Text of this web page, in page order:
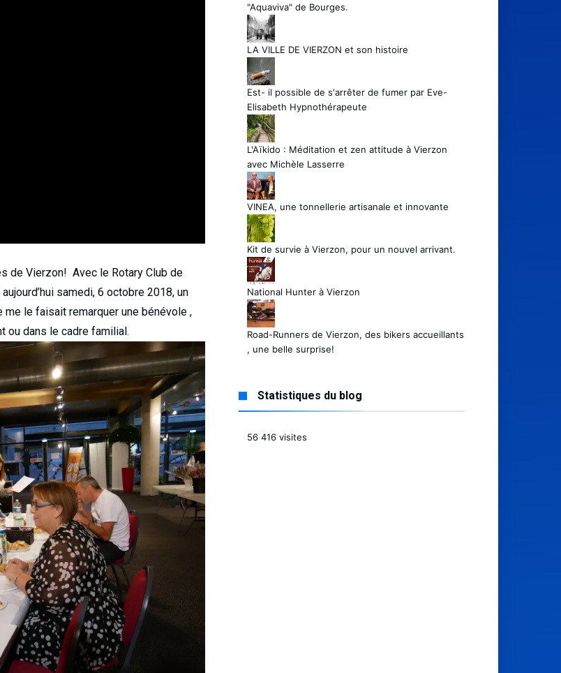
de Vierzon! Avec le Rotary Club de
samedi, 6 octobre 2018, un
le faisait remarquer une bénévole ,
ou dans le cadre familial.
"Aquaviva" de Bourges.
LA VILLE DE VIERZON et son histoire
Est- il possible de s'arrêter de fumer par Eve-
Elisabeth Hypnothérapeute
L'Aïkido : Méditation et zen attitude à Vierzon
avec Michèle Lasserre
VINEA, une tonnellerie artisanale et innovante
Kit de survie à Vierzon, pour un nouvel arrivant.
National Hunter à Vierzon
Road-Runners de Vierzon, des bikers accueillants
, une belle surprise!
Statistiques du blog
56 416 visites